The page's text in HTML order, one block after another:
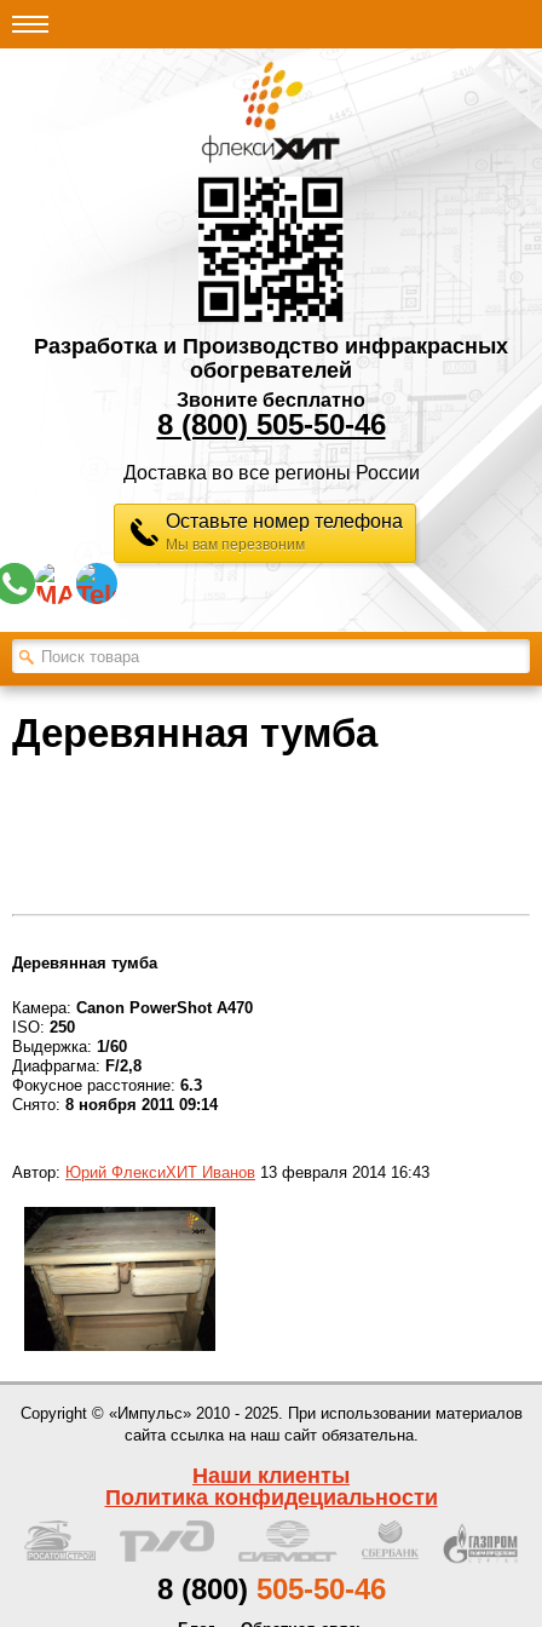
Разработка и Производство инфракрасных
обогревателей
Звоните бесплатно
8 (800) 505-50-46
Доставка во все регионы России
Оставьте номер телефона
Мы вам перезвоним
Деревянная тумба
Деревянная тумба
Камера: Canon PowerShot A470
ISO: 250
Выдержка: 1/60
Диафрагма: F/2,8
Фокусное расстояние: 6.3
Снято: 8 ноября 2011 09:14
Автор: Юрий ФлексиХИТ Иванов 13 февраля 2014 16:43
Copyright © «Импульс» 2010 - 2025. При использовании материалов
сайта ссылка на наш сайт обязательна.
Наши клиенты
Политика конфидециальности
8 (800) 505-50-46